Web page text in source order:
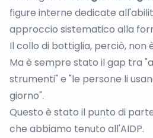
figure interne dedicate
approccio sistematico alla
Il collo di bottiglia, perciò, non
Ma è sempre stato il gap tra
strumenti" e "le persone li
giorno".
Questo è stato il punto di
che abbiamo tenuto all'AIDP.